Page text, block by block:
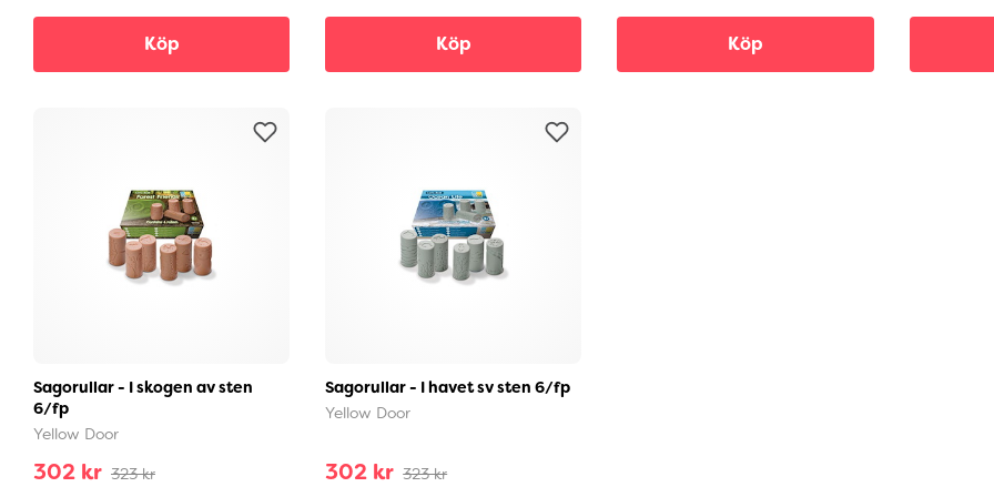
Köp Köp Köp
Sagorullar - I skogen av sten
6/fp
Yellow Door
302 kr 323 kr
Sagorullar - I havet sv sten 6/fp
Yellow Door
302 kr 323 kr